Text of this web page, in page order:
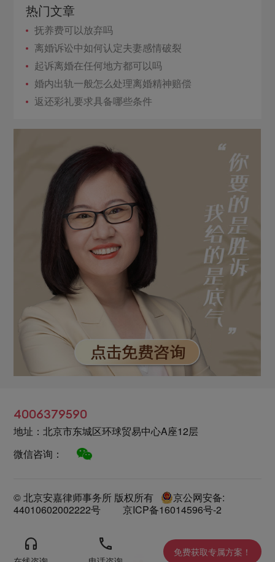
热门文章
抚养费可以放弃吗
离婚诉讼中如何认定夫妻感情破裂
起诉离婚在任何地方都可以吗
婚内出轨一般怎么处理离婚精神赔偿
返还彩礼要求具备哪些条件
4006379590
地址：北京市东城区环球贸易中心A座12层
微信咨询：
© 北京安嘉律师事务所 版权所有
京公网安备:
44010602002222号
京ICP备16014596号-2
免费获取专属方案！